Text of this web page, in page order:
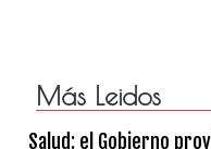
Más Leidos
Salud: el Gobierno